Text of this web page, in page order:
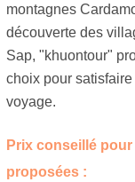
montagnes
découverte des
Sap, "khuontour"
choix pour
voyage.
Prix conseillé
proposées :